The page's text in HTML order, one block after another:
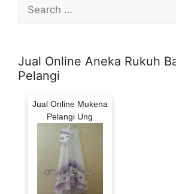
for:
Jual Online Aneka Rukuh
Pelangi
Jual Online Mukena
Pelangi Ung